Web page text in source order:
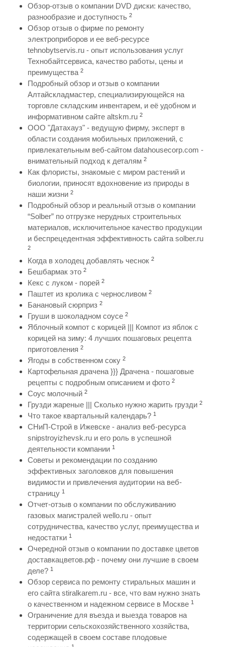
Обзор-отзыв о компании DVD диски: качество,
разнообразие и доступность 2
Обзор отзыв о фирме по ремонту
электроприборов и ее веб-ресурсе
tehnobytservis.ru - опыт использования услуг
Технобайтсервиса, качество работы, цены и
преимущества 2
Подробный обзор и отзыв о компании
Алтайскладмастер, специализирующейся на
торговле складским инвентарем, и её удобном и
информативном сайте altskm.ru 2
ООО "Датахауз" - ведущую фирму, эксперт в
области создания мобильных приложений, с
привлекательным веб-сайтом datahousecorp.com -
внимательный подход к деталям 2
Как флористы, знакомые с миром растений и
биологии, приносят вдохновение из природы в
наши жизни 2
Подробный обзор и реальный отзыв о компании
“Solber” по отгрузке нерудных строительных
материалов, исключительное качество продукции
и беспрецедентная эффективность сайта solber.ru
2
Когда в холодец добавлять чеснок 2
Бешбармак это 2
Кекс с луком - порей 2
Паштет из кролика с черносливом 2
Банановый сюрприз 2
Груши в шоколадном соусе 2
Яблочный компот с корицей ||| Компот из яблок с
корицей на зиму: 4 лучших пошаговых рецепта
приготовления 2
Ягоды в собственном соку 2
Картофельная драчена }}} Драчена - пошаговые
рецепты с подробным описанием и фото 2
Соус молочный 2
Грузди жареные ||| Сколько нужно жарить грузди 2
Что такое квартальный календарь? 1
СНиП-Строй в Ижевске - анализ веб-ресурса
snipstroyizhevsk.ru и его роль в успешной
деятельности компании 1
Советы и рекомендации по созданию
эффективных заголовков для повышения
видимости и привлечения аудитории на веб-
страницу 1
Отчет-отзыв о компании по обслуживанию
газовых магистралей wello.ru - опыт
сотрудничества, качество услуг, преимущества и
недостатки 1
Очередной отзыв о компании по доставке цветов
доставкацветов.рф - почему они лучшие в своем
деле? 1
Обзор сервиса по ремонту стиральных машин и
его сайта stiralkarem.ru - все, что вам нужно знать
о качественном и надежном сервисе в Москве 1
Ограничение для въезда и выезда товаров на
территории сельскохозяйственного хозяйства,
содержащей в своем составе плодовые